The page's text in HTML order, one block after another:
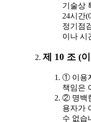
기술상
24시간
정기점
이나 시
제 10 조 (
① 이용
책임은
② 명백
용자가
수 없습